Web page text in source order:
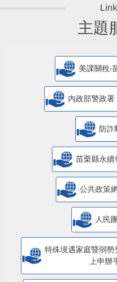
主題
美課關稅-
內政部警政署
防詐
苗栗縣永續
公共政策
人民
特殊境遇家庭暨弱
上申辦